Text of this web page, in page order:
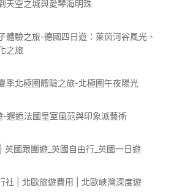
天空之城與愛琴海明珠
體驗之旅-德國四日遊：萊茵河谷風光、
之旅
北極圈體驗之旅-北極圈午夜陽光
-邂逅法國皇室風范與印象派藝術
國跟團遊_英國自由行_英國一日遊
社 | 北歐旅遊費用 | 北歐峽灣深度遊